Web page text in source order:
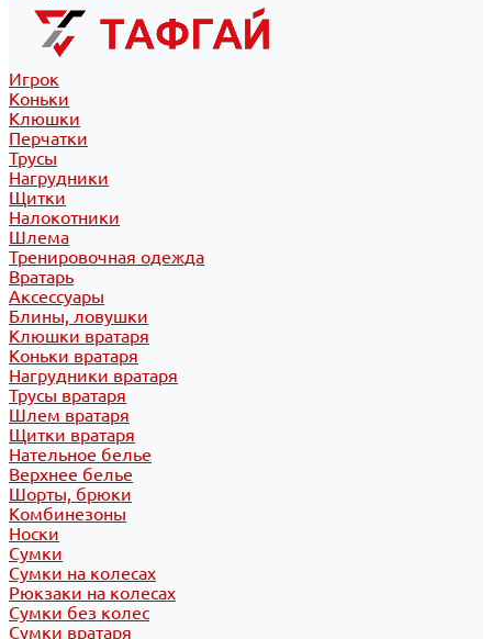
Игрок
Коньки
Клюшки
Перчатки
Трусы
Нагрудники
Щитки
Налокотники
Шлема
Тренировочная одежда
Вратарь
Аксессуары
Блины, ловушки
Клюшки вратаря
Коньки вратаря
Нагрудники вратаря
Трусы вратаря
Шлем вратаря
Щитки вратаря
Нательное белье
Верхнее белье
Шорты, брюки
Комбинезоны
Носки
Сумки
Сумки на колесах
Рюкзаки на колесах
Сумки без колес
Сумки вратаря